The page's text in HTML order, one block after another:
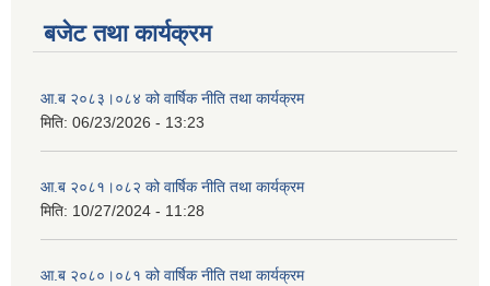
बजेट तथा कार्यक्रम
आ.ब २०८३।०८४ को वार्षिक नीति तथा कार्यक्रम
मिति: 06/23/2026 - 13:23
आ.ब २०८१।०८२ को वार्षिक नीति तथा कार्यक्रम
मिति: 10/27/2024 - 11:28
आ.ब २०८०।०८१ को वार्षिक नीति तथा कार्यक्रम